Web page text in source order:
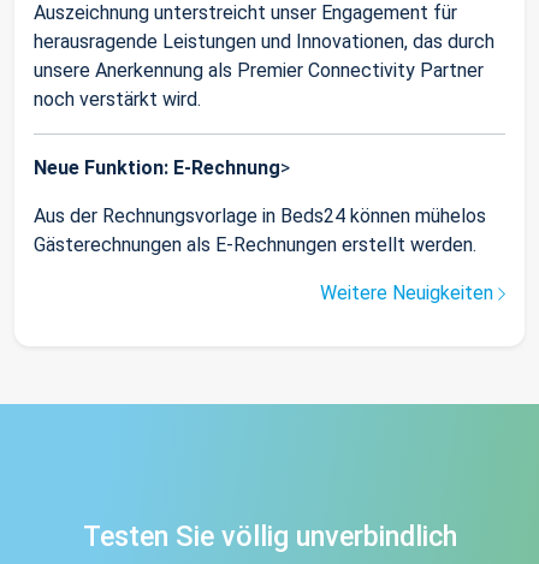
Auszeichnung unterstreicht unser Engagement für
herausragende Leistungen und Innovationen, das durch
unsere Anerkennung als Premier Connectivity Partner
noch verstärkt wird.
Neue Funktion: E-Rechnung>
Aus der Rechnungsvorlage in Beds24 können mühelos
Gästerechnungen als E-Rechnungen erstellt werden.
Weitere Neuigkeiten
Testen Sie völlig unverbindlich